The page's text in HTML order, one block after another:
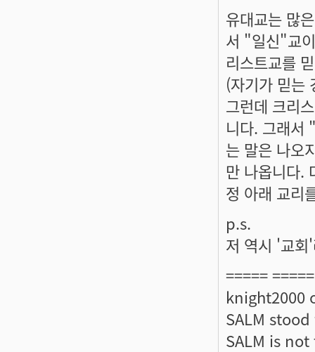
유대교는 많
서 "일신"교
리스트교를
(자기가 믿는
그런데 크리
니다. 그래서
는 말은 나오
만 나옵니다.
정 아래 교리
p.s.
저 역시 '교회
=====
knight2000
SALM
SALM is